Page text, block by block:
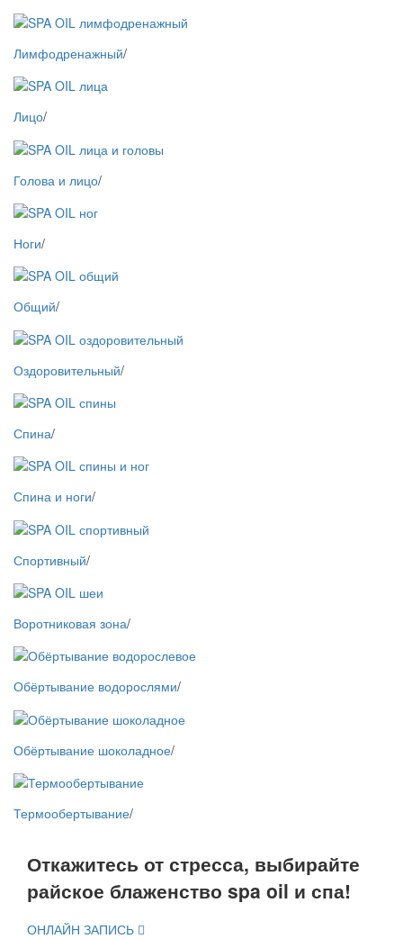
Лимфодренажный/
Лицо/
Голова и лицо/
Ноги/
Общий/
Оздоровительный/
Спина/
Спина и ноги/
Спортивный/
Воротниковая зона/
Обёртывание водорослями/
Обёртывание шоколадное/
Термообертывание/
Откажитесь от стресса, выбирайте
райское блаженство spa oil и спа!
ОНЛАЙН ЗАПИСЬ